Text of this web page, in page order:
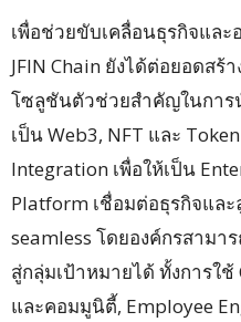
เพื่อช่วยขับเคลื่อนธุรกิจและ
JFIN Chain ยังได้ต่อยอดสร้
โซลูชันตัวช่วยสำคัญในการ
เป็น Web3, NFT และ
Integration เพื่อให้เป็น
Platform เชื่อมต่อธุรกิจและ
seamless โดยองค์กรสามา
สู่กลุ่มเป้าหมายได้ ทั้งการใ
และคอมมูนิตี้, Employee